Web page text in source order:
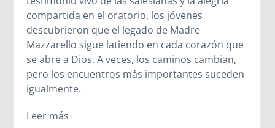
Leer más